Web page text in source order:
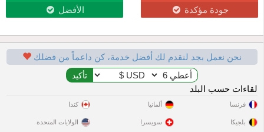
جودة مؤكدة الأفضل
نحن نعمل بجد لنقدم لك أفضل خدمة، كن داعماً من فضلك
لقاءات حسب البلد
فرنسا
بلجيكا
ألمانيا
سويسرا
كندا
الولايات المتحدة